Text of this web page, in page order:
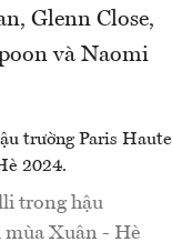
Glenn Close,
và Naomi
trong hậu
mùa Xuân - Hè